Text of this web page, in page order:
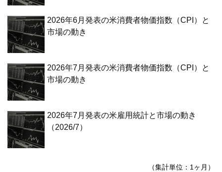
2026年6月発表の米消費者物価指数（CPI）と
市場の動き
2026年7月発表の米消費者物価指数（CPI）と
市場の動き
2026年7月発表の米雇用統計と市場の動き
（2026/7）
（集計単位：1ヶ月）